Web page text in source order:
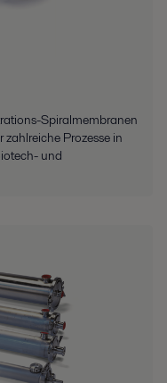
Spiralmembranen
Prozesse in
und